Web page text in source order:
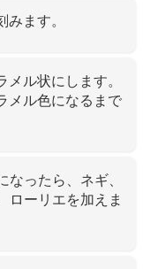
ます。
ル状にします。
メル色になるまで
ったら、ネギ、
ローリエを加えま